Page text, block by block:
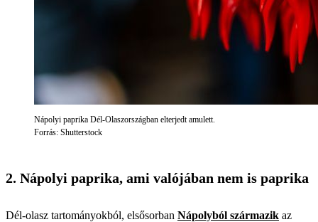
Nápolyi paprika Dél-Olaszországban elterjedt amulett.
Forrás: Shutterstock
2. Nápolyi paprika, ami valójában nem is paprika
Dél-olasz tartományokból, elsősorban Nápolyból származik az